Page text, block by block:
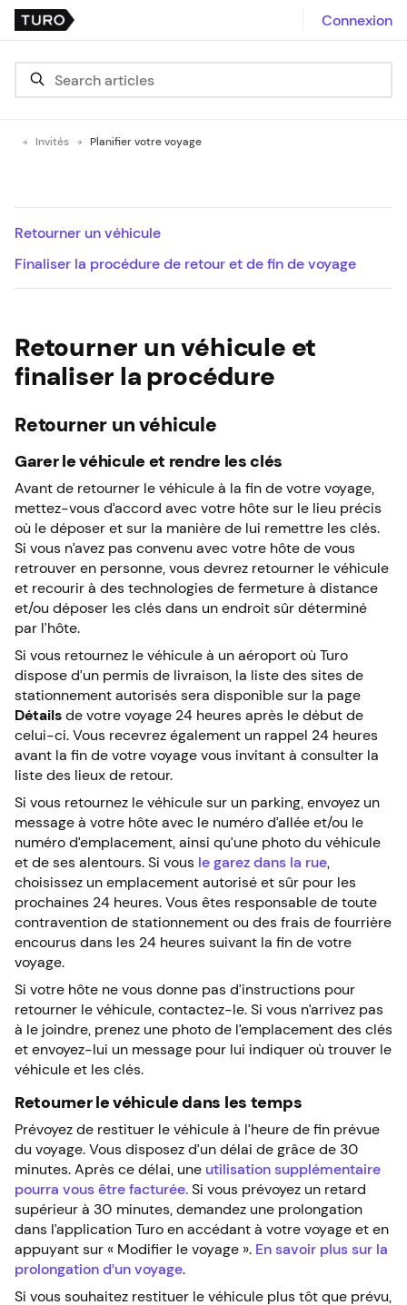
Connexion
Invités Planifier votre voyage
Retourner un véhicule et
finaliser la procédure
Retourner un véhicule
Garer le véhicule et rendre les clés
Avant de retourner le véhicule à la fin de votre voyage,
mettez-vous d’accord avec votre hôte sur le lieu précis
où le déposer et sur la manière de lui remettre les clés.
Si vous n’avez pas convenu avec votre hôte de vous
retrouver en personne, vous devrez retourner le véhicule
et recourir à des technologies de fermeture à distance
et/ou déposer les clés dans un endroit sûr déterminé
par l’hôte.
Si vous retournez le véhicule à un aéroport où Turo
dispose d’un permis de livraison, la liste des sites de
stationnement autorisés sera disponible sur la page
Détails de votre voyage 24 heures après le début de
celui-ci. Vous recevrez également un rappel 24 heures
avant la fin de votre voyage vous invitant à consulter la
liste des lieux de retour.
Si vous retournez le véhicule sur un parking, envoyez un
message à votre hôte avec le numéro d’allée et/ou le
numéro d’emplacement, ainsi qu’une photo du véhicule
et de ses alentours. Si vous le garez dans la rue,
choisissez un emplacement autorisé et sûr pour les
prochaines 24 heures. Vous êtes responsable de toute
contravention de stationnement ou des frais de fourrière
encourus dans les 24 heures suivant la fin de votre
voyage.
Si votre hôte ne vous donne pas d’instructions pour
retourner le véhicule, contactez-le. Si vous n’arrivez pas
à le joindre, prenez une photo de l’emplacement des clés
et envoyez-lui un message pour lui indiquer où trouver le
véhicule et les clés.
Retourner le véhicule dans les temps
Prévoyez de restituer le véhicule à l’heure de fin prévue
du voyage. Vous disposez d’un délai de grâce de 30
minutes. Après ce délai, une utilisation supplémentaire
pourra vous être facturée. Si vous prévoyez un retard
supérieur à 30 minutes, demandez une prolongation
dans l’application Turo en accédant à votre voyage et en
appuyant sur « Modifier le voyage ». En savoir plus sur la
prolongation d’un voyage.
Si vous souhaitez restituer le véhicule plus tôt que prévu,
Retourner un véhicule
Finaliser la procédure de retour et de fin de voyage